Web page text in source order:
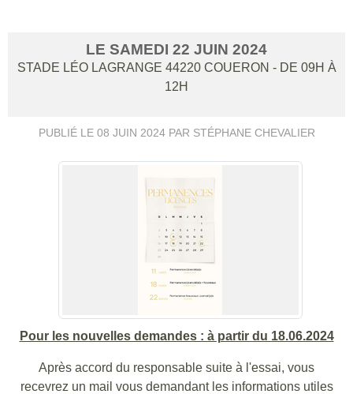
LE SAMEDI 22 JUIN 2024
STADE LÉO LAGRANGE 44220 COUERON - DE 09H À
12H
PUBLIÉ LE 08 JUIN 2024PAR STÉPHANE CHEVALIER
Pour les nouvelles demandes : à partir du 18.06.2024
Après accord du responsable suite à l'essai, vous
recevrez un mail vous demandant les informations utiles